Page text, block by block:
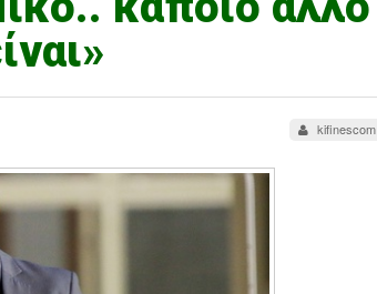
kifinescom